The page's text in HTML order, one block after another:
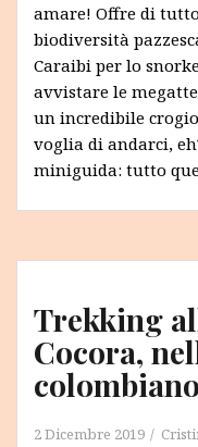
amare! Offre di
biodiversità
Caraibi per lo
avvistare le
un incredibile
voglia di andarci,
miniguida: tutto
Trekking
Cocora,
colombiano
2 Dicembre 2019